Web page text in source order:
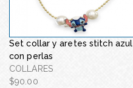
Set collar y aretes stitch azul
con perlas
COLLARES
$90.00